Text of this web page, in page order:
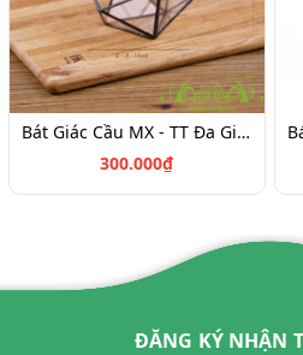
Bát Giác Cầu MX - TT Đa Giác
300.000₫
ĐĂNG KÝ NHẬN